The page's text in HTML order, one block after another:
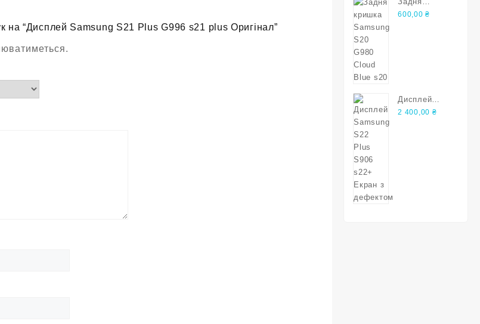
на “Дисплей Samsung S21 Plus G996 s21 plus Оригінал”
кришка
600,00₴
Дисплей
Samsung S22
2 400,00 ₴